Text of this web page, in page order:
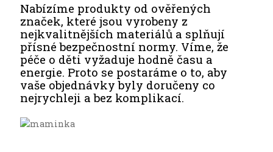
Nabízíme produkty od ověřených
značek, které jsou vyrobeny z
nejkvalitnějších materiálů a splňují
přísné bezpečnostní normy. Víme, že
péče o děti vyžaduje hodně času a
energie. Proto se postaráme o to, aby
vaše objednávky byly doručeny co
nejrychleji a bez komplikací.